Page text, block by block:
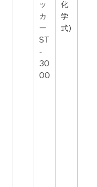
ッ
カ
ー
ST
-
30
00
化
学
式)